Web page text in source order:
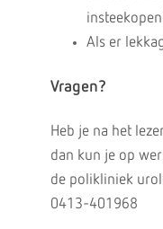
Als er
Vragen?
Heb je na het
dan kun je op
de polikliniek
0413-401968